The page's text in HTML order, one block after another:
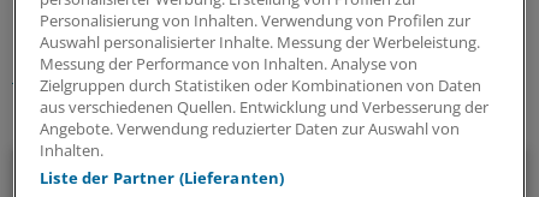
Schlagworte:
Flüchtlinge Bremen
Ihr Newsletter zum Thema
Menschen & Leben
Personalisierung von Inhalten. Verwendung von Profilen zur
Auswahl personalisierter Inhalte. Messung der Werbeleistung.
Messung der Performance von Inhalten. Analyse von
Zielgruppen durch Statistiken oder Kombinationen von Daten
aus verschiedenen Quellen. Entwicklung und Verbesserung der
Angebote. Verwendung reduzierter Daten zur Auswahl von
Inhalten.
Liste der Partner (Lieferanten)